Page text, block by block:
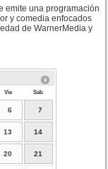
emite una programación
y comedia enfocados
de WarnerMedia y
Vie Sáb
6 7
13 14
20 21